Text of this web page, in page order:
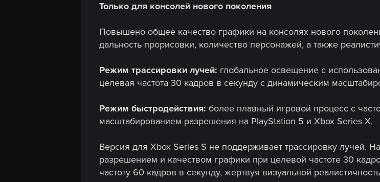
Только для консолей нового поколения
Повышено общее качество графики на консолях нового
дальность прорисовки, количество персонажей, а также
Режим трассировки лучей: глобальное освещение с
целевая частота 30 кадров в секунду с динамическим
Режим быстродействия: более плавный игровой процесс с
масштабированием разрешения на PlayStation 5 и Xbox Series X.
Версия для Xbox Series S не поддерживает трассировку лучей.
разрешением и качеством графики при целевой частоте 30
частоту 60 кадров в секунду, жертвуя визуальной